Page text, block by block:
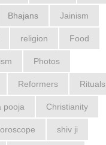
Bhajans Jainism
religion Food
Photos
Reformers Rituals
pooja Christianity
shiv ji